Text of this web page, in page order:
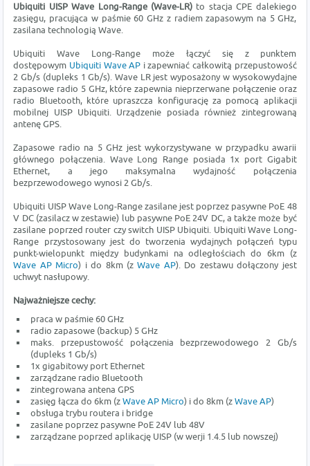
Ubiquiti UISP Wave Long-Range (Wave-LR)to stacja CPE dalekiego
zasięgu, pracująca w paśmie 60 GHz z radiem zapasowym na 5 GHz,
zasilana technologią Wave.
Ubiquiti Wave Long-Range może łączyć się z punktem
dostępowym Ubiquiti Wave AP i zapewniać całkowitą przepustowość
2 Gb/s (dupleks 1 Gb/s). Wave LR jest wyposażony w wysokowydajne
zapasowe radio 5 GHz, które zapewnia nieprzerwane połączenie oraz
radio Bluetooth, które upraszcza konfigurację za pomocą aplikacji
mobilnej UISP Ubiquiti. Urządzenie posiada również zintegrowaną
antenę GPS.
Zapasowe radio na 5 GHz jest wykorzystywane w przypadku awarii
głównego połączenia. Wave Long Range posiada 1x port Gigabit
Ethernet, a jego maksymalna wydajność połączenia
bezprzewodowego wynosi 2 Gb/s.
Ubiquiti UISP Wave Long-Range zasilane jest poprzez pasywne PoE 48
V DC (zasilacz w zestawie) lub pasywne PoE 24V DC, a także może być
zasilane poprzed router czy switch UISP Ubiquiti. Ubiquiti Wave Long-
Range przystosowany jest do tworzenia wydajnych połączeń typu
punkt-wielopunkt między budynkami na odległościach do 6km (z
Wave AP Micro) i do 8km (zWave AP). Do zestawu dołączony jest
uchwyt nasłupowy.
Najważniejsze cechy:
praca w paśmie 60 GHz
radio zapasowe (backup) 5 GHz
maks. przepustowość połączenia bezprzewodowego 2 Gb/s
(dupleks 1 Gb/s)
1x gigabitowy port Ethernet
zarządzane radio Bluetooth
zintegrowana antena GPS
zasięg łącza do 6km (zWave AP Micro) i do 8km (zWave AP)
obsługa trybu routera i bridge
zasilane poprzez pasywne PoE 24V lub 48V
zarządzane poprzed aplikację UISP (w werji 1.4.5 lub nowszej)